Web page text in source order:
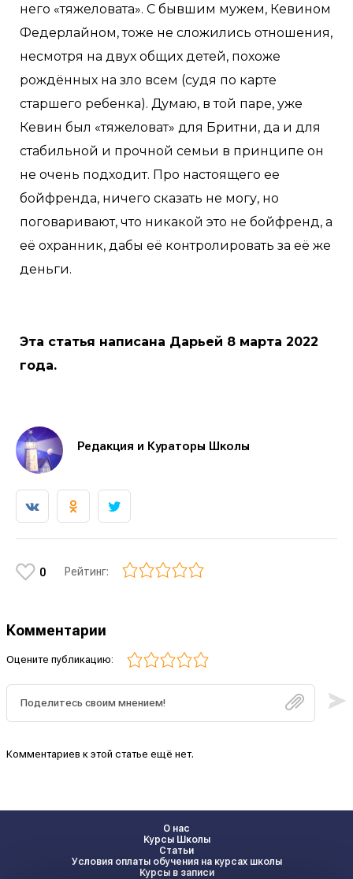
него «тяжеловата». С бывшим мужем, Кевином
Федерлайном, тоже не сложились отношения,
несмотря на двух общих детей, похоже
рождённых на зло всем (судя по карте
старшего ребенка). Думаю, в той паре, уже
Кевин был «тяжеловат» для Бритни, да и для
стабильной и прочной семьи в принципе он
не очень подходит. Про настоящего ее
бойфренда, ничего сказать не могу, но
поговаривают, что никакой это не бойфренд, а
её охранник, дабы её контролировать за её же
деньги.
Эта статья написана Дарьей 8 марта 2022
года.
Редакция и Кураторы Школы
0 Рейтинг:
Комментарии
Оцените публикацию:
Комментариев к этой статье ещё нет.
О нас
Курсы Школы
Статьи
Условия оплаты обучения на курсах школы
Курсы в записи